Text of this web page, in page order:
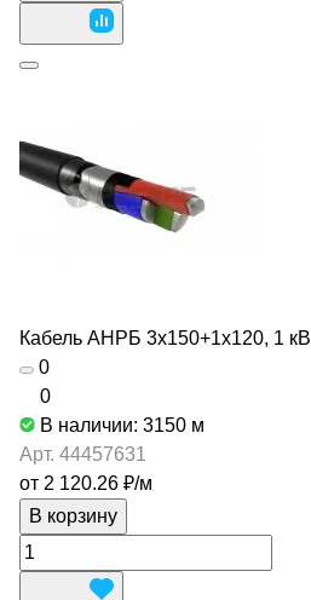
Кабель АНРБ 3х150+1х120, 1 кВ
0
0
В наличии: 3150 м
Арт. 44457631
от 2 120.26 ₽/м
В корзину